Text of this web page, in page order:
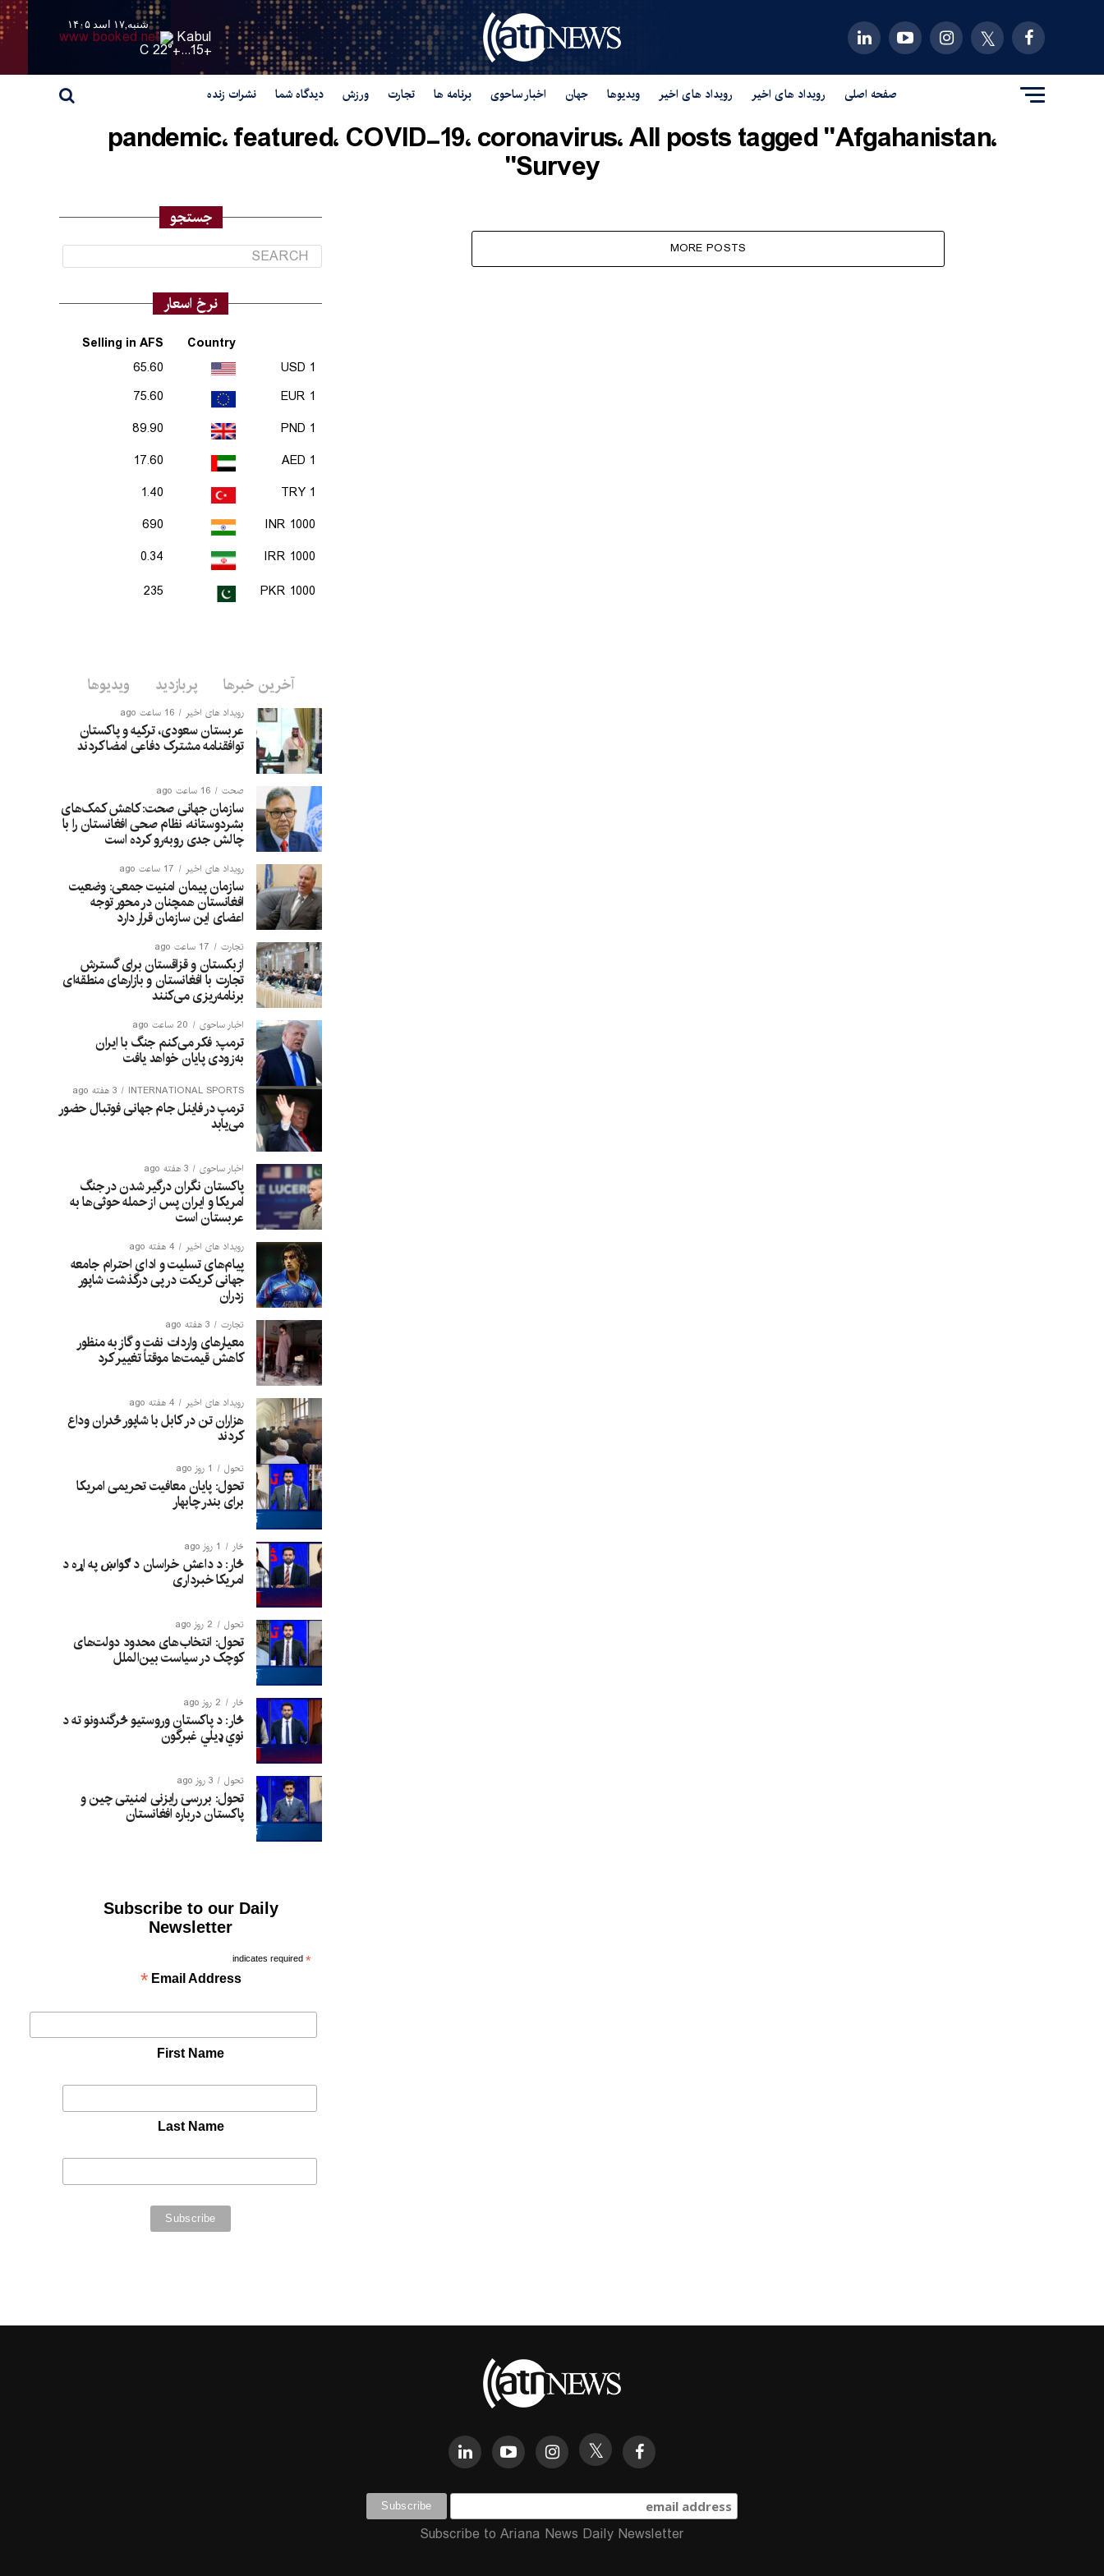
شنبه,۱۷ اسد ۱۴۰۵
Kabul
+
15...
+
22° C
صفحه اصلی رویداد های اخیر رویداد های اخیر ویدیوها جهان اخبار ساحوی برنامه ها تجارت ورزش دیدگاه شما نشرات زنده
All posts tagged "Afgahanistan٬ coronavirus٬ COVID-19٬ featured٬ pandemic٬
Survey"
MORE POSTS
جستجو
نرخ اسعار
Country
Selling in AFS
1 USD
65.60
1 EUR
75.60
1 PND
89.90
1 AED
17.60
1 TRY
1.40
1000 INR
690
1000 IRR
0.34
1000 PKR
235
آخرین خبرها پربازدید ویدیوها
رویداد های اخیر 16 ساعت ago
عربستان سعودی، ترکیه و پاکستان
توافقنامه مشترک دفاعی امضا کردند
صحت 16 ساعت ago
سازمان جهانی صحت: کاهش کمک‌های
بشردوستانه، نظام صحی افغانستان را با
چالش جدی روبه‌رو کرده است
رویداد های اخیر 17 ساعت ago
سازمان پیمان امنیت جمعی: وضعیت
افغانستان همچنان در محور توجه
اعضای این سازمان قرار دارد
تجارت 17 ساعت ago
ازبکستان و قزاقستان برای گسترش
تجارت با افغانستان و بازارهای منطقه‌ای
برنامه‌ریزی می‌کنند
اخبار ساحوی 20 ساعت ago
ترمپ: فکر می‌کنم جنگ با ایران
به‌زودی پایان خواهد یافت
INTERNATIONAL SPORTS 3 هفته ago
ترمپ در فاینل جام جهانی فوتبال حضور
می‌یابد
اخبار ساحوی 3 هفته ago
پاکستان نگران درگیر شدن در جنگ
امریکا و ایران پس از حمله حوثی‌ها به
عربستان است
رویداد های اخیر 4 هفته ago
پیام‌های تسلیت و ادای احترام جامعه
جهانی کریکت در پی درگذشت شاپور
زدران
تجارت 3 هفته ago
معیارهای واردات نفت و گاز به منظور
کاهش قیمت‌ها موقتاً تغییر کرد
رویداد های اخیر 4 هفته ago
هزاران تن در کابل با شاپور ځدران وداع
کردند
تحول 1 روز ago
تحول: پایان معافیت تحریمی امریکا
برای بندر چابهار
څار 1 روز ago
څار: د داعش خراسان د ګواښ په اړه د
امریکا خبرداری
تحول 2 روز ago
تحول: انتخاب‌های محدود دولت‌های
کوچک در سیاست بین‌الملل
څار 2 روز ago
څار: د پاکستان وروستیو څرگندونو ته د
نوي ډیلي غبرگون
تحول 3 روز ago
تحول: بررسی رایزنی امنیتی چین و
پاکستان درباره افغانستان
Subscribe to our Daily
Newsletter
*
indicates required
Email Address
*
First Name
Last Name
Subscribe to Ariana News Daily Newsletter